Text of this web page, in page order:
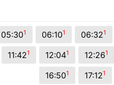
05:301 06:101 06:321
11:421 12:041 12:261
16:501 17:121